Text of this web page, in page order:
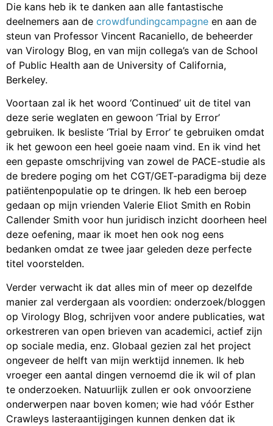
Die kans heb ik te danken aan alle fantastische
deelnemers aan de crowdfundingcampagne en aan de
steun van Professor Vincent Racaniello, de beheerder
van Virology Blog, en van mijn collega’s van de School
of Public Health aan de University of California,
Berkeley.
Voortaan zal ik het woord ‘Continued’ uit de titel van
deze serie weglaten en gewoon ‘Trial by Error’
gebruiken. Ik besliste ‘Trial by Error’ te gebruiken omdat
ik het gewoon een heel goeie naam vind. En ik vind het
een gepaste omschrijving van zowel de PACE-studie als
de bredere poging om het CGT/GET-paradigma bij deze
patiëntenpopulatie op te dringen. Ik heb een beroep
gedaan op mijn vrienden Valerie Eliot Smith en Robin
Callender Smith voor hun juridisch inzicht doorheen heel
deze oefening, maar ik moet hen ook nog eens
bedanken omdat ze twee jaar geleden deze perfecte
titel voorstelden.
Verder verwacht ik dat alles min of meer op dezelfde
manier zal verdergaan als voordien: onderzoek/bloggen
op Virology Blog, schrijven voor andere publicaties, wat
orkestreren van open brieven van academici, actief zijn
op sociale media, enz. Globaal gezien zal het project
ongeveer de helft van mijn werktijd innemen. Ik heb
vroeger een aantal dingen vernoemd die ik wil of plan
te onderzoeken. Natuurlijk zullen er ook onvoorziene
onderwerpen naar boven komen; wie had vóór Esther
Crawleys lasteraantijgingen kunnen denken dat ik